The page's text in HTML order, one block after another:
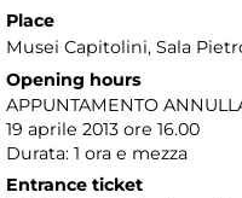
Place
Musei Capitolini, Sala
Opening hours
APPUNTAMENTO
19 aprile 2013 ore 16.00
Durata: 1 ora e mezza
Entrance ticket